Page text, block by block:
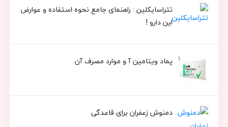
تتراسایکلین : راهنمای جامع نحوه استفاده و عوارض
این دارو !
پماد ویتامین آ و موارد مصرف آن
دمنوش زعفران برای قاعدگی